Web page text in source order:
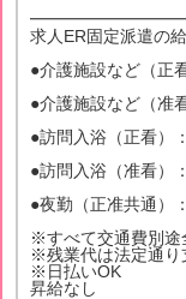
求人ER固定派遣の
●介護施設など（正
●介護施設など（准
●訪問入浴（正看）
●訪問入浴（准看）
●夜勤（正准共通）
※すべて交通費別
※残業代は法定通
※日払いOK
昇給なし